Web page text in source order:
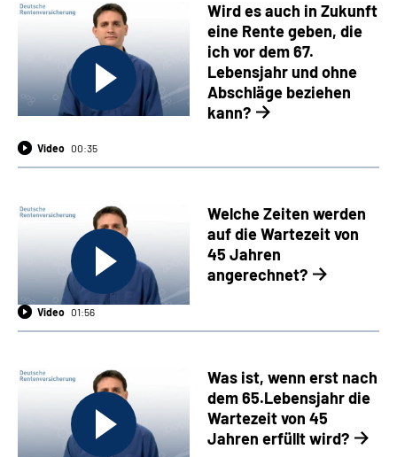
Wird es auch in Zukunft
eine Rente geben, die
ich vor dem 67.
Lebensjahr und ohne
Abschläge beziehen
kann?
Video 00:35
Welche Zeiten werden
auf die Wartezeit von
45 Jahren
angerechnet?
Video 01:56
Was ist, wenn erst nach
dem 65.Lebensjahr die
Wartezeit von 45
Jahren erfüllt wird?